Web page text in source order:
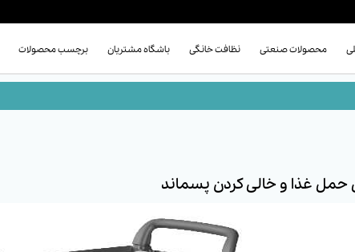
محصولات صنعتی نظافت خانگی باشگاه مشتریان برچسب محصولات
حمل غذا و خالی کردن پسماند